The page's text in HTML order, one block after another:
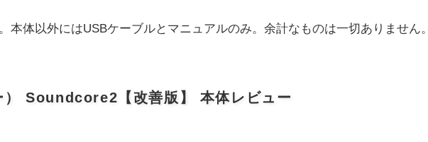
本体以外にはUSBケーブルとマニュアルのみ。余計なものは一切ありません。
Soundcore2【改善版】 本体レビュー